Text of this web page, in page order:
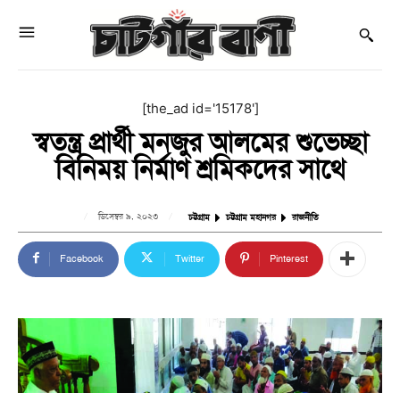
[the_ad id='15178']
স্বতন্ত্র প্রার্থী মনজুর আলমের শুভেচ্ছা
বিনিময় নির্মাণ শ্রমিকদের সাথে
ডিসেম্বর ৯, ২০২৩ চট্টগ্রাম চট্টগ্রাম মহানগর রাজনীতি
Facebook Twitter Pinterest